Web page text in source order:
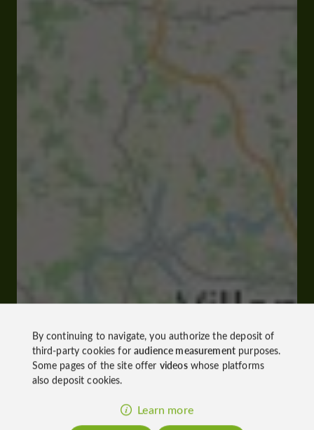
By continuing to navigate, you authorize the deposit of
third-party cookies foraudience measurementpurposes.
Some pages of the site offer videoswhose platforms
also deposit cookies.
Learn more